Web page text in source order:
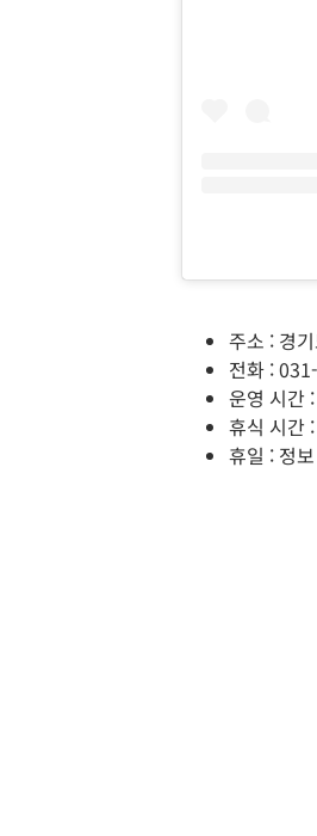
주소 : 경
전화 :
운영 시간
휴식 시간
휴일 : 정